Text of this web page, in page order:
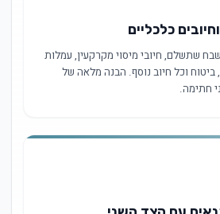
כלכליים
שתשלם, חיובי מיסוי מקרקעין, עמלות
ביטוח וכל חיוב נוסף. הבנה מלאה של
חתימה.